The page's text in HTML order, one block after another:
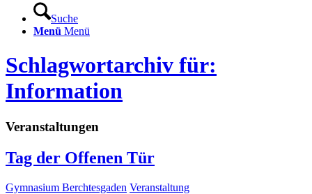
Suche
Menü Menü
Schlagwortarchiv für:
Information
Veranstaltungen
Tag der Offenen Tür
Gymnasium Berchtesgaden Veranstaltung